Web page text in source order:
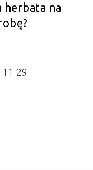
herbata na
29